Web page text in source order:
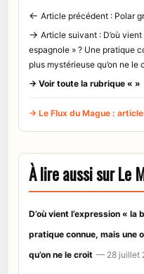
← Article précédent : Polar
→ Article suivant : D’où
espagnole » ? Une pratique
plus mystérieuse qu’on ne le
→ Voir toute la rubrique « »
→ Le Flux du Mague :
À lire aussi sur Le
D’où vient l’expression «
pratique connue, mais une
qu’on ne le croit — 28 juillet